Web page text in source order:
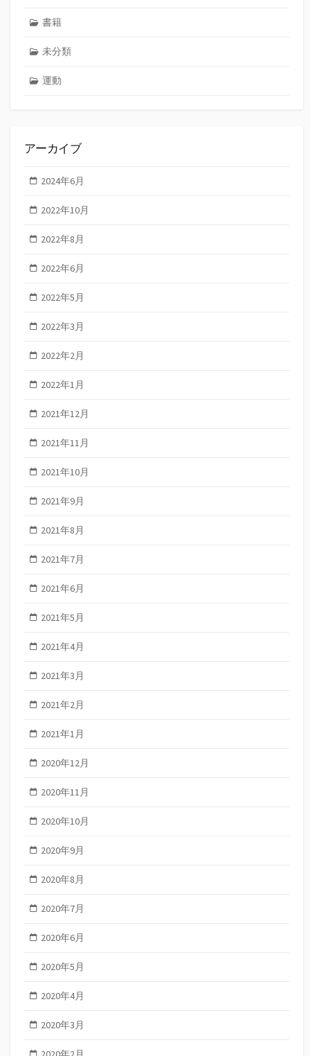
書籍
未分類
運動
アーカイブ
2024年6月
2022年10月
2022年8月
2022年6月
2022年5月
2022年3月
2022年2月
2022年1月
2021年12月
2021年11月
2021年10月
2021年9月
2021年8月
2021年7月
2021年6月
2021年5月
2021年4月
2021年3月
2021年2月
2021年1月
2020年12月
2020年11月
2020年10月
2020年9月
2020年8月
2020年7月
2020年6月
2020年5月
2020年4月
2020年3月